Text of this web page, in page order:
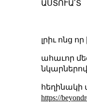
ԱՍՏՈՒԱ՛Տ
լրիւ ոնց
ահաւոր
նկարներով
հեղինակի
https://